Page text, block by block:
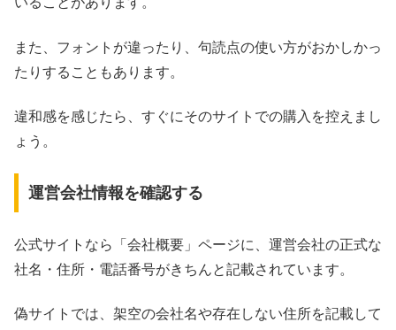
また、フォントが違ったり、句読点の使い方がおかしかっ
たりすることもあります。
違和感を感じたら、すぐにそのサイトでの購入を控えまし
ょう。
運営会社情報を確認する
公式サイトなら「会社概要」ページに、運営会社の正式な
社名・住所・電話番号がきちんと記載されています。
偽サイトでは、架空の会社名や存在しない住所を記載して